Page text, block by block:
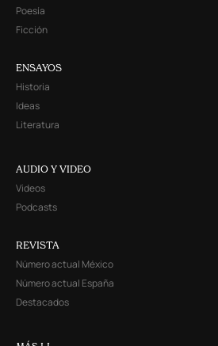
Poesía
Ficción
ENSAYOS
Historia
Ideas
Literatura
AUDIO Y VIDEO
Videos
Podcasts
REVISTA
Número actual México
Número actual España
Destacados